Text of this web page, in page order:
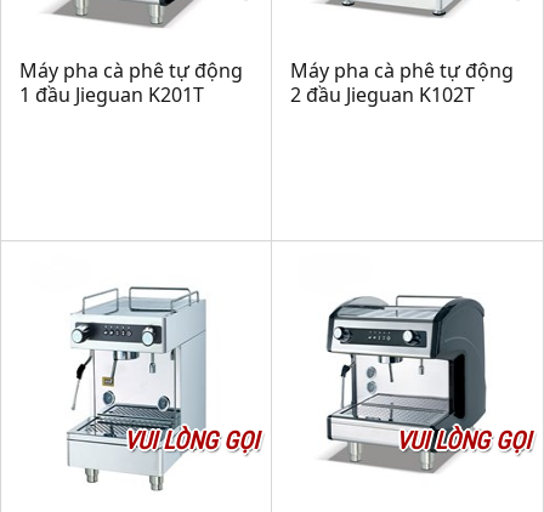
Máy pha cà phê tự động
1 đầu Jieguan K201T
Máy pha cà phê tự động
2 đầu Jieguan K102T
VUI LÒNG GỌI VUI LÒNG GỌI